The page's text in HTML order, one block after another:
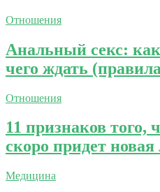
Отношения
Анальный секс:
чего ждать
Отношения
11 признаков того,
скоро придет
Медицина